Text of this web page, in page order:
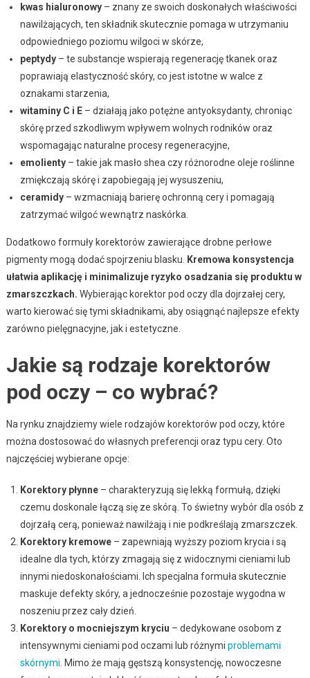
kwas hialuronowy– znany ze swoich doskonałych właściwości
nawilżających, ten składnik skutecznie pomaga w utrzymaniu
odpowiedniego poziomu wilgoci w skórze,
peptydy– te substancje wspierają regenerację tkanek oraz
poprawiają elastyczność skóry, co jest istotne w walce z
oznakami starzenia,
witaminy C i E– działają jako potężne antyoksydanty, chroniąc
skórę przed szkodliwym wpływem wolnych rodników oraz
wspomagając naturalne procesy regeneracyjne,
emolienty– takie jak masło shea czy różnorodne oleje roślinne
zmiękczają skórę i zapobiegają jej wysuszeniu,
ceramidy– wzmacniają barierę ochronną cery i pomagają
zatrzymać wilgoć wewnątrz naskórka.
Dodatkowo formuły korektorów zawierające drobne perłowe
pigmenty mogą dodać spojrzeniu blasku.
Kremowa konsystencja
ułatwia aplikację i minimalizuje ryzyko osadzania się produktu w
zmarszczkach. Wybierając korektor pod oczy dla dojrzałej cery,
warto kierować się tymi składnikami, aby osiągnąć najlepsze efekty
zarówno pielęgnacyjne, jak i estetyczne.
Jakie są rodzaje korektorów
pod oczy – co wybrać?
Na rynku znajdziemy wiele rodzajów korektorów pod oczy, które
można dostosować do własnych preferencji oraz typu cery. Oto
najczęściej wybierane opcje:
Korektory płynne– charakteryzują się lekką formułą, dzięki
czemu doskonale łączą się ze skórą. To świetny wybór dla osób z
dojrzałą cerą, ponieważ nawilżają i nie podkreślają zmarszczek.
Korektory kremowe– zapewniają wyższy poziom krycia i są
idealne dla tych, którzy zmagają się z widocznymi cieniami lub
innymi niedoskonałościami. Ich specjalna formuła skutecznie
maskuje defekty skóry, a jednocześnie pozostaje wygodna w
noszeniu przez cały dzień.
Korektory o mocniejszym kryciu – dedykowane osobom z
intensywnymi cieniami pod oczami lub różnymi problemami
skórnymi . Mimo że mają gęstszą konsystencję, nowoczesne